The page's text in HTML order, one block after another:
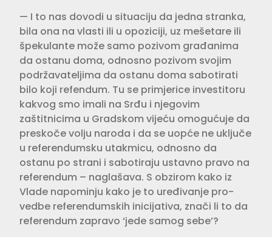
— I to nas dovodi u situaciju da jedna stranka,
bila ona na vlasti ili u opoziciji, uz mešetare ili
špekulante može samo pozivom građanima
da ostanu doma, odnosno pozivom svo­jim
podržavateljima da ostanu doma sabotirati
bilo koji refendum. Tu se primjerice investitoru
kakvog smo imali na Srđu i njegovim
zaštitnicima u Gradskom vijeću omogućuje da
pre­skoče volju naroda i da se uopće ne uključe
u referendumsku utakmicu, odnosno da
ostanu po strani i sabo­tiraju ustavno pravo na
referendum – naglašava. S obzirom kako iz
Vlade napominju kako je to uređivanje pro­
vedbe referendumskih inicijativa, znači li to da
referendum zapravo ‘jede samog sebe’?